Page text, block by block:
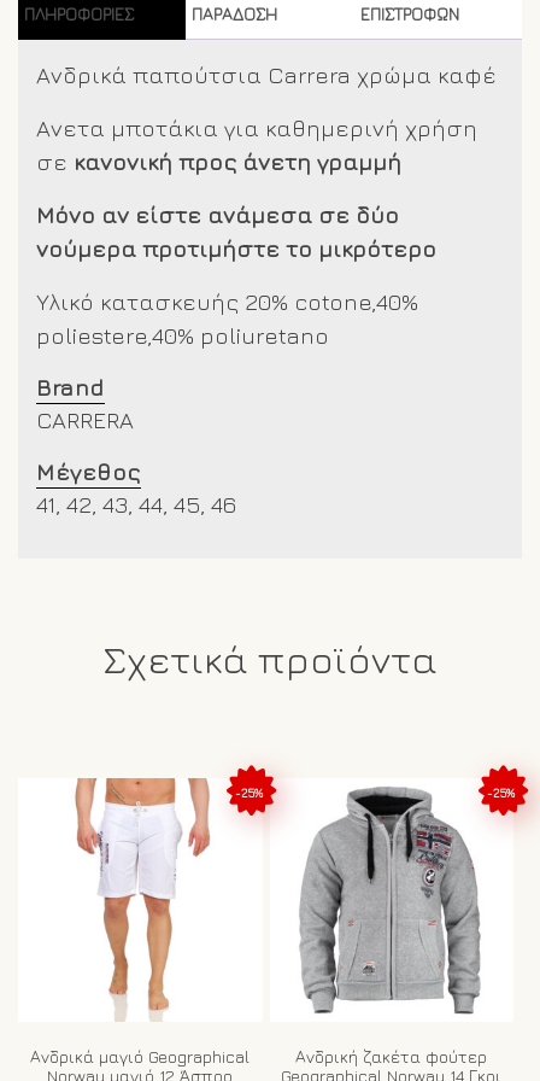
ΠΛΗΡΟΦΟΡΊΕΣ
ΠΑΡΑΔΟΣΗ
ΕΠΙΣΤΡΟΦΩΝ
Ανδρικά παπούτσια Carrera χρώμα καφέ
Ανετα μποτάκια για καθημερινή χρήση
σε κανονική προς άνετη γραμμή
Μόνο αν είστε ανάμεσα σε δύο
νούμερα προτιμήστε το μικρότερο
Υλικό κατασκευής 20% cotone,40%
poliestere,40% poliuretano
Brand
CARRERA
Μέγεθος
41, 42, 43, 44, 45, 46
Σχετικά προϊόντα
-25%
Ανδρικά μαγιό Geographical
Norway μαγιό 12 Άσπρο
-25%
Ανδρική ζακέτα φούτερ
Geographical Norway 14 Γκρι